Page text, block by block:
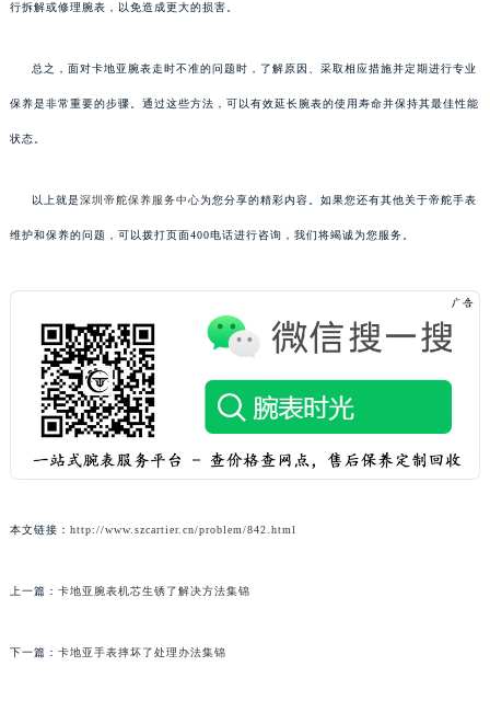
行拆解或修理腕表，以免造成更大的损害。
总之，面对卡地亚腕表走时不准的问题时，了解原因、采取相应措施并定期进行专业
保养是非常重要的步骤。通过这些方法，可以有效延长腕表的使用寿命并保持其最佳性能
状态。
以上就是深圳帝舵保养服务中心为您分享的精彩内容。如果您还有其他关于帝舵手表
维护和保养的问题，可以拨打页面400电话进行咨询，我们将竭诚为您服务。
本文链接： http://www.szcartier.cn/problem/842.html
上一篇： 卡地亚腕表机芯生锈了解决方法集锦
下一篇： 卡地亚手表摔坏了处理办法集锦